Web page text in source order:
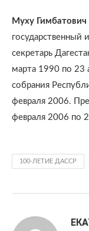
Муху Гимбатович
государственный
секретарь
марта 1990 по 23
собрания
февраля 2006.
февраля 2006 по
100-ЛЕТИЕ ДАССР